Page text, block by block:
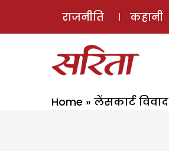
राजनीति कहानी
Home » लेंसकार्ट विवाद